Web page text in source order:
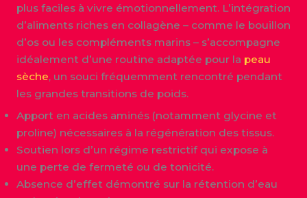
plus faciles à vivre émotionnellement. L’intégration
d’aliments riches en collagène – comme le bouillon
d’os ou les compléments marins – s’accompagne
idéalement d’une routine adaptée pour la peau
sèche, un souci fréquemment rencontré pendant
les grandes transitions de poids.
Apport en acides aminés (notamment glycine et
proline) nécessaires à la régénération des tissus.
Soutien lors d’un régime restrictif qui expose à
une perte de fermeté ou de tonicité.
Absence d’effet démontré sur la rétention d’eau